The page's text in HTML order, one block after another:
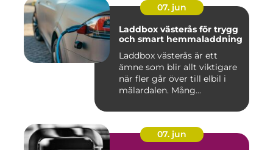
07. jun
Laddbox västerås för trygg
och smart hemmaladdning
Laddbox västerås är ett
ämne som blir allt viktigare
när fler går över till elbil i
mälardalen. Mång...
07. jun